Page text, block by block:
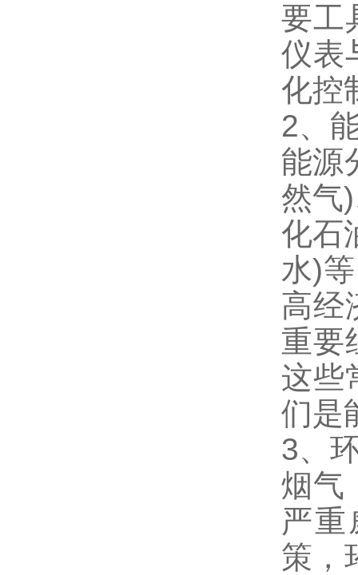
要工
仪表
化控
2、
能源
然气
化石
水)
高经
重要
这些
们是
3、
烟气
严
策，